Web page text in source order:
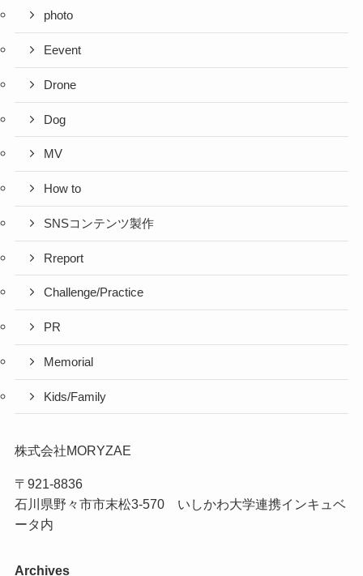
photo
Eevent
Drone
Dog
MV
How to
SNSコンテンツ製作
Rreport
Challenge/Practice
PR
Memorial
Kids/Family
株式会社MORYZAE
〒921-8836
石川県野々市市末松3-570 いしかわ大学連携インキュベ
ータ内
Archives